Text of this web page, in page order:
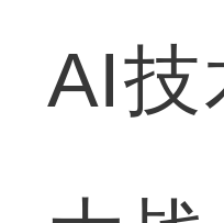
AI技